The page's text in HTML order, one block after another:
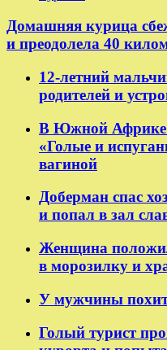
Домашняя курица
и преодолела 40
12-летний
родителей и
В Южной Африке
«Голые и
вагиной
Доберман спас
и попал в зал
Женщина
в морозилку и
У мужчины
Голый турист